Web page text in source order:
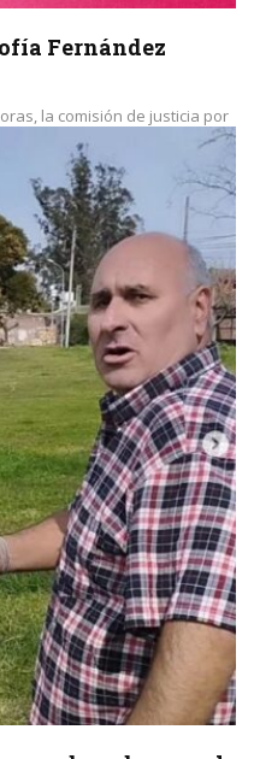
Fernández
la comisión de justicia por
y de DDHH ...